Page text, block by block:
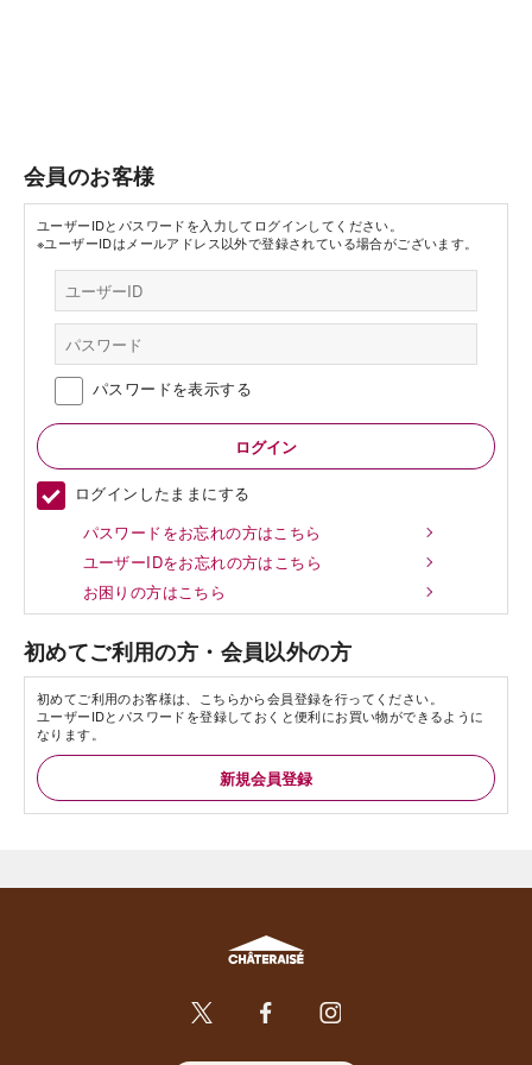
会員のお客様
ユーザーIDとパスワードを入力してログインしてください。
※ユーザーIDはメールアドレス以外で登録されている場合がございます。
パスワードを表示する
ログインしたままにする
パスワードをお忘れの方はこちら
ユーザーIDをお忘れの方はこちら
お困りの方はこちら
初めてご利用の方・会員以外の方
初めてご利用のお客様は、こちらから会員登録を行ってください。
ユーザーIDとパスワードを登録しておくと便利にお買い物ができるように
なります。